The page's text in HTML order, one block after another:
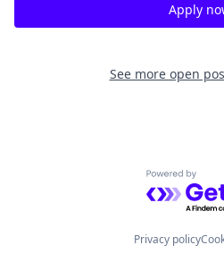
Apply
See more open
Powered
Privacy policy